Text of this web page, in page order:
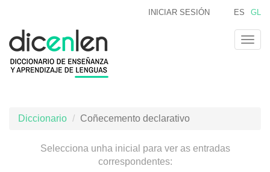
contido
principal
ES GL
INICIAR SESIÓN
Diccionario Coñecemento declarativo
Selecciona unha inicial para ver as entradas
correspondentes: